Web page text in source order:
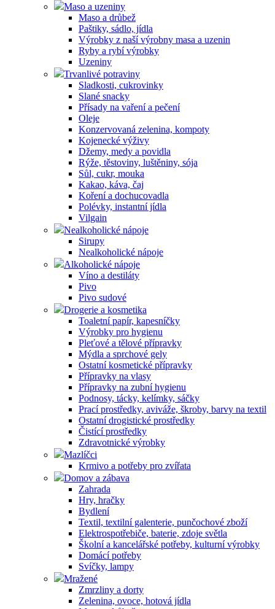
Maso a uzeniny
Maso a drůbež
Paštiky, sádlo, jídla
Výrobky z naší výrobny masa a uzenin
Ryby a rybí výrobky
Uzeniny
Trvanlivé potraviny
Sladkosti, cukrovinky
Slané snacky
Přísady na vaření a pečení
Oleje
Konzervovaná zelenina, kompoty
Kojenecké výživy
Džemy, medy a povidla
Rýže, těstoviny, luštěniny, sója
Sůl, cukr, mouka
Kakao, káva, čaj
Koření a dochucovadla
Polévky, instantní jídla
Vilgain
Nealkoholické nápoje
Sirupy
Nealkoholické nápoje
Alkoholické nápoje
Víno a destiláty
Pivo
Pivo sudové
Drogerie a kosmetika
Toaletní papír, kapesníčky
Výrobky pro hygienu
Pleťové a tělové přípravky
Mýdla a sprchové gely
Ostatní kosmetické přípravky
Přípravky na vlasy
Přípravky na zubní hygienu
Podnosy, tácky, kelímky, sáčky
Prací prostředky, aviváže, škroby, barvy na textil
Ostatní drogistické prostředky
Čistící prostředky
Zdravotnické výrobky
Mazlíčci
Krmivo a potřeby pro zvířata
Domov a zábava
Zahrada
Hry, hračky
Bydlení
Textil, textilní galenterie, punčochové zboží
Elektrospotřebiče, baterie, zdoje světla
Školní a kancelářské potřeby, kulturní výrobky
Domácí potřeby
Svíčky, lampy
Mražené
Zmrzliny a dorty
Zelenina, ovoce, hotová jídla